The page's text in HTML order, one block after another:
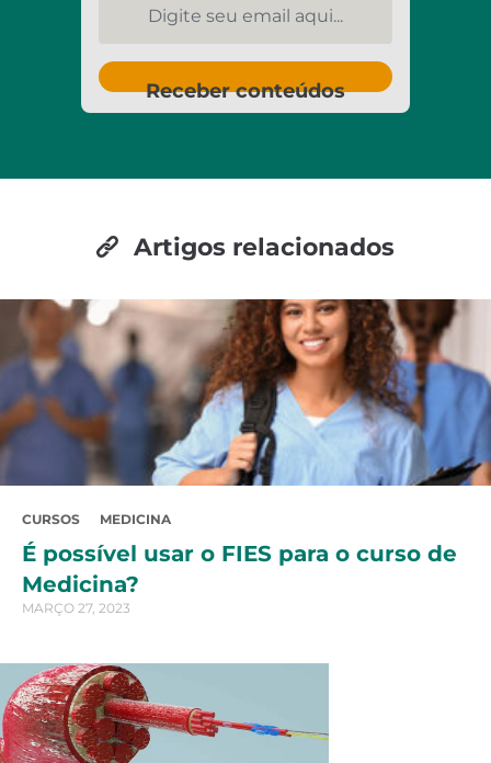
Receber conteúdos
Artigos relacionados
CURSOS MEDICINA
É possível usar o FIES para o curso de
Medicina?
MARÇO 27, 2023